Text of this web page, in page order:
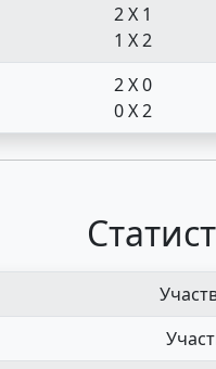
2 X 1
1 X 2
2 X 0
0 X 2